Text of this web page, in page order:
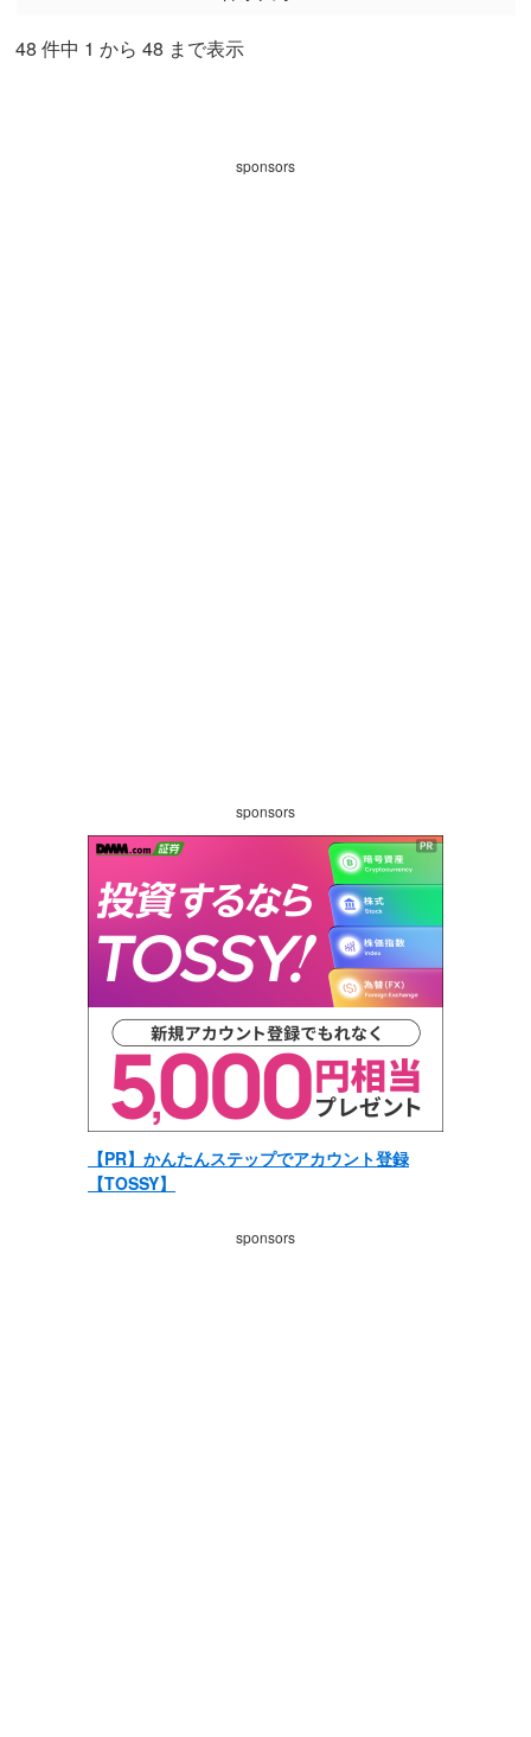
48 件中 1 から 48 まで表示
sponsors
sponsors
【PR】かんたんステップでアカウント登録
【TOSSY】
sponsors